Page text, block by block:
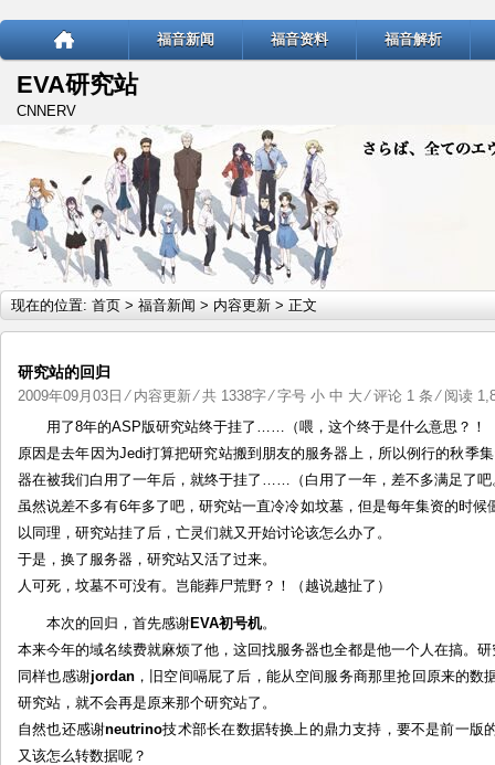
福音新闻 福音资料 福音解析
EVA研究站
CNNERV
现在的位置: 首页 > 福音新闻 > 内容更新 > 正文
研究站的回归
2009年09月03日 ⁄ 内容更新⁄ 共 1338字 ⁄ 字号 小 中 大 ⁄评论 1 条⁄ 阅读
用了8年的ASP版研究站终于挂了……（喂，这个终于是什么意思？！
原因是去年因为Jedi打算把研究站搬到朋友的服务器上，所以例行的秋季
器在被我们白用了一年后，就终于挂了……（白用了一年，差不多满足了吧
虽然说差不多有6年多了吧，研究站一直冷冷如坟墓，但是每年集资的时
以同理，研究站挂了后，亡灵们就又开始讨论该怎么办了。
于是，换了服务器，研究站又活了过来。
人可死，坟墓不可没有。岂能葬尸荒野？！（越说越扯了）
本次的回归，首先感谢EVA初号机。
本来今年的域名续费就麻烦了他，这回找服务器也全都是他一个人在搞。
同样也感谢jordan，旧空间嗝屁了后，能从空间服务商那里抢回原来的数
研究站，就不会再是原来那个研究站了。
自然也还感谢neutrino技术部长在数据转换上的鼎力支持，要不是前一版
又该怎么转数据呢？